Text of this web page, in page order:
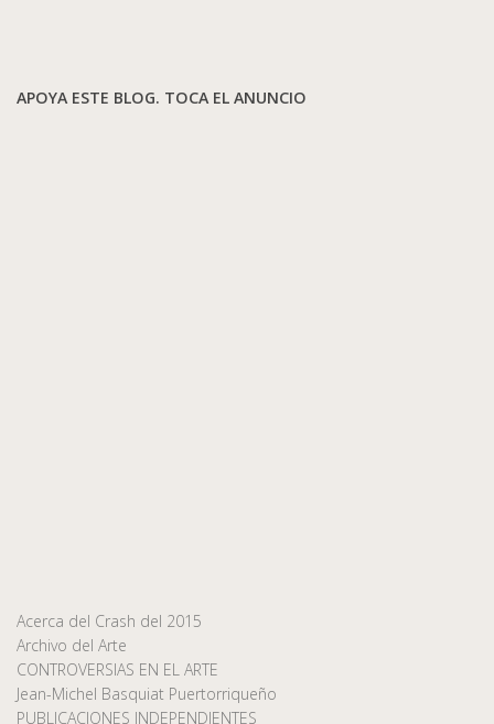
APOYA ESTE BLOG. TOCA EL ANUNCIO
Acerca del Crash del 2015
Archivo del Arte
CONTROVERSIAS EN EL ARTE
Jean-Michel Basquiat Puertorriqueño
PUBLICACIONES INDEPENDIENTES